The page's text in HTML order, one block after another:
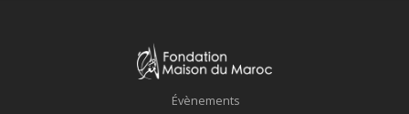
Évènements